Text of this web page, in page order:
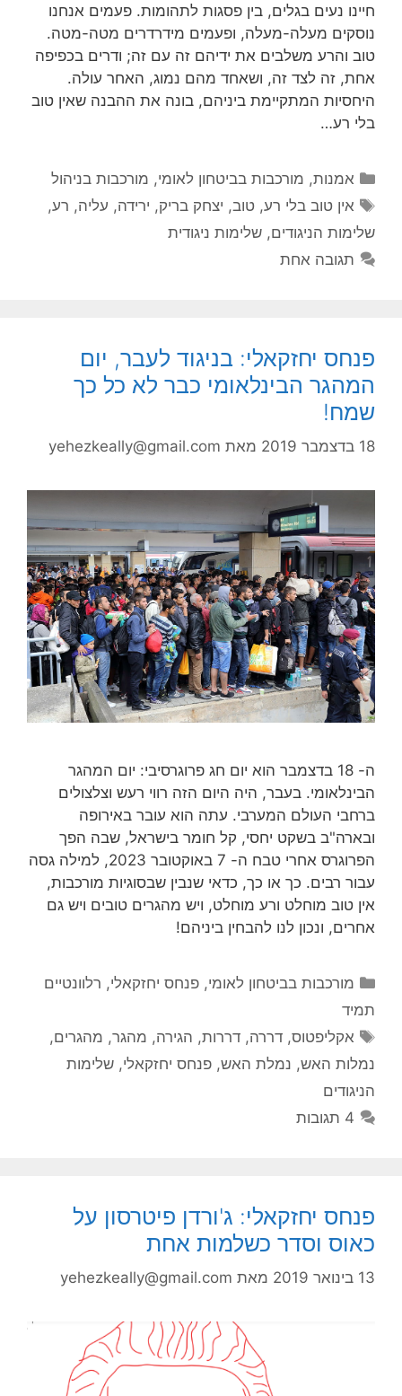
חיינו נעים בגלים, בין פסגות לתהומות. פעמים אנחנו
נוסקים מעלה-מעלה, ופעמים מידרדרים מטה-מטה.
טוב והרע משלבים את ידיהם זה עם זה; ודרים בכפיפה
אחת, זה לצד זה, ושאחד מהם נמוג, האחר עולה.
היחסיות המתקיימת ביניהם, בונה את ההבנה שאין טוב
בלי רע…
קטגוריות
אמנות, מורכבות בביטחון לאומי, מורכבות בניהול
תגיות
אין טוב בלי רע,טוב, יצחק בריק, ירידה, עליה, רע,
שלימות הניגודים, שלימות ניגודית
תגובה אחת
פנחס יחזקאלי: בניגוד לעבר, יום
המהגר הבינלאומי כבר לא כל כך
שמח!
18 בדצמבר 2019 מאת yehezkeally@gmail.com
ה- 18 בדצמבר הוא יום חג פרוגרסיבי: יום המהגר
הבינלאומי. בעבר, היה היום הזה רווי רעש וצלצולים
ברחבי העולם המערבי. עתה הוא עובר באירופה
ובארה"ב בשקט יחסי, קל חומר בישראל, שבה הפך
הפרוגרס אחרי טבח ה- 7 באוקטובר 2023, למילה גסה
עבור רבים. כך או כך, כדאי שנבין שבסוגיות מורכבות,
אין טוב מוחלט ורע מוחלט, ויש מהגרים טובים ויש גם
אחרים, ונכון לנו להבחין ביניהם!
קטגוריות
מורכבות בביטחון לאומי,פנחס יחזקאלי, רלוונטיים
תמיד
תגיות
אקליפטוס,דררה,דררות, הגירה, מהגר, מהגרים,
נמלות האש, נמלת האש, פנחס יחזקאלי, שלימות
הניגודים
4 תגובות
פנחס יחזקאלי: ג'ורדן פיטרסון על
כאוס וסדר כשלמות אחת
13 בינואר 2019 מאת yehezkeally@gmail.com